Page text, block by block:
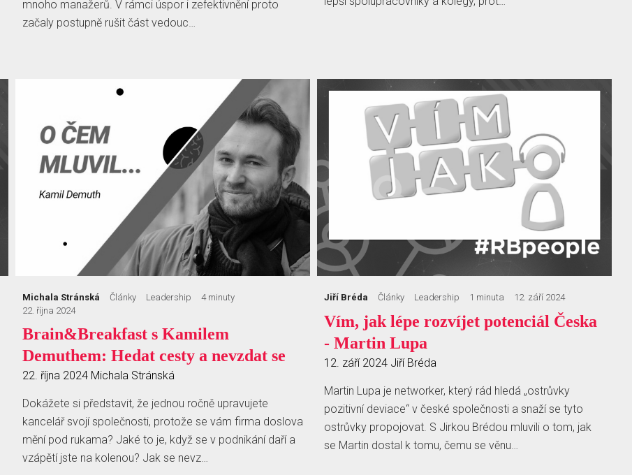
mnoho manažerů. V rámci úspor i zefektivnění proto
začaly postupně rušit část vedouc…
Michala Stránská Články Leadership
4 minuty
22. října 2024
Brain&Breakfast s Kamilem
Demuthem: Hedat cesty a nevzdat se
22. října 2024 Michala Stránská
Dokážete si představit, že jednou ročně upravujete
kancelář svojí společnosti, protože se vám firma doslova
mění pod rukama? Jaké to je, když se v podnikání daří a
vzápětí jste na kolenou? Jak se nevz…
Jiří Bréda Články Leadership 1 minuta 12. září 2024
Vím, jak lépe rozvíjet potenciál Česka
- Martin Lupa
12. září 2024 Jiří Bréda
Martin Lupa je networker, který rád hledá „ostrůvky
pozitivní deviace“ v české společnosti a snaží se tyto
ostrůvky propojovat. S Jirkou Brédou mluvili o tom, jak
se Martin dostal k tomu, čemu se věnu…